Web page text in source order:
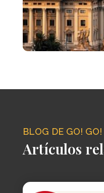
BLOG DE GO! GO!
Artículos